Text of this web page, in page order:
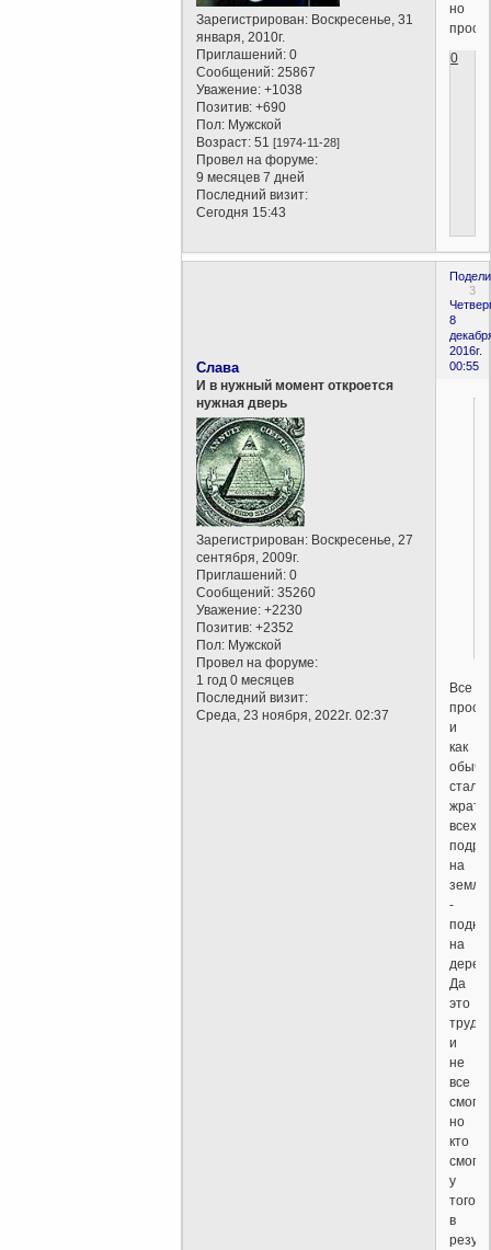
Зарегистрирован: Воскресенье, 31
января, 2010г.
Приглашений: 0
Сообщений: 25867
Уважение: +1038
Позитив: +690
Пол: Мужской
Возраст: 51[1974-11-28]
Провел на форуме:
9 месяцев 7 дней
Последний визит:
Сегодня 15:43
но
0
3
8
2016г.
00:55
Слава
И в нужный момент откроется
нужная дверь
Зарегистрирован: Воскресенье, 27
сентября, 2009г.
Приглашений: 0
Сообщений: 35260
Уважение: +2230
Позитив: +2352
Пол: Мужской
Провел на форуме:
1 год 0 месяцев
Последний визит:
Среда, 23 ноября, 2022г. 02:37
Все
и
как
стали
жрать
всех
на
земле
-
на
Да
это
и
не
все
но
кто
смог,
у
того,
в